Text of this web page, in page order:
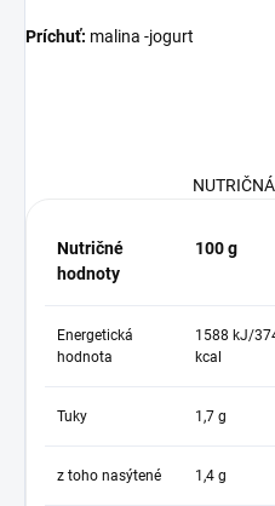
Príchuť: malina -jogurt
Nutričné
hodnoty
100 g
Energetická
hodnota
1588 kJ/
kcal
Tuky 1,7 g
z toho nasýtené 1,4 g